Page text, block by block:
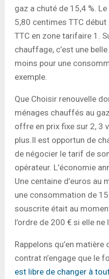
gaz a chuté de 15,4 %.
5,80 centimes TTC
TTC en zone tarifaire 1.
chauffage, c’est une
moins pour une
exemple.
Que Choisir renouvelle
ménages chauffés au
offre en prix fixe sur 2, 3
plus.Il est opportun de
de négocier le tarif de
opérateur. L’économie
Une centaine d’euros au
une consommation de
souscrite était au
l’ordre de 200 € si elle ne
Rappelons qu’en matière
contrat n’engage que le
est libre de changer à